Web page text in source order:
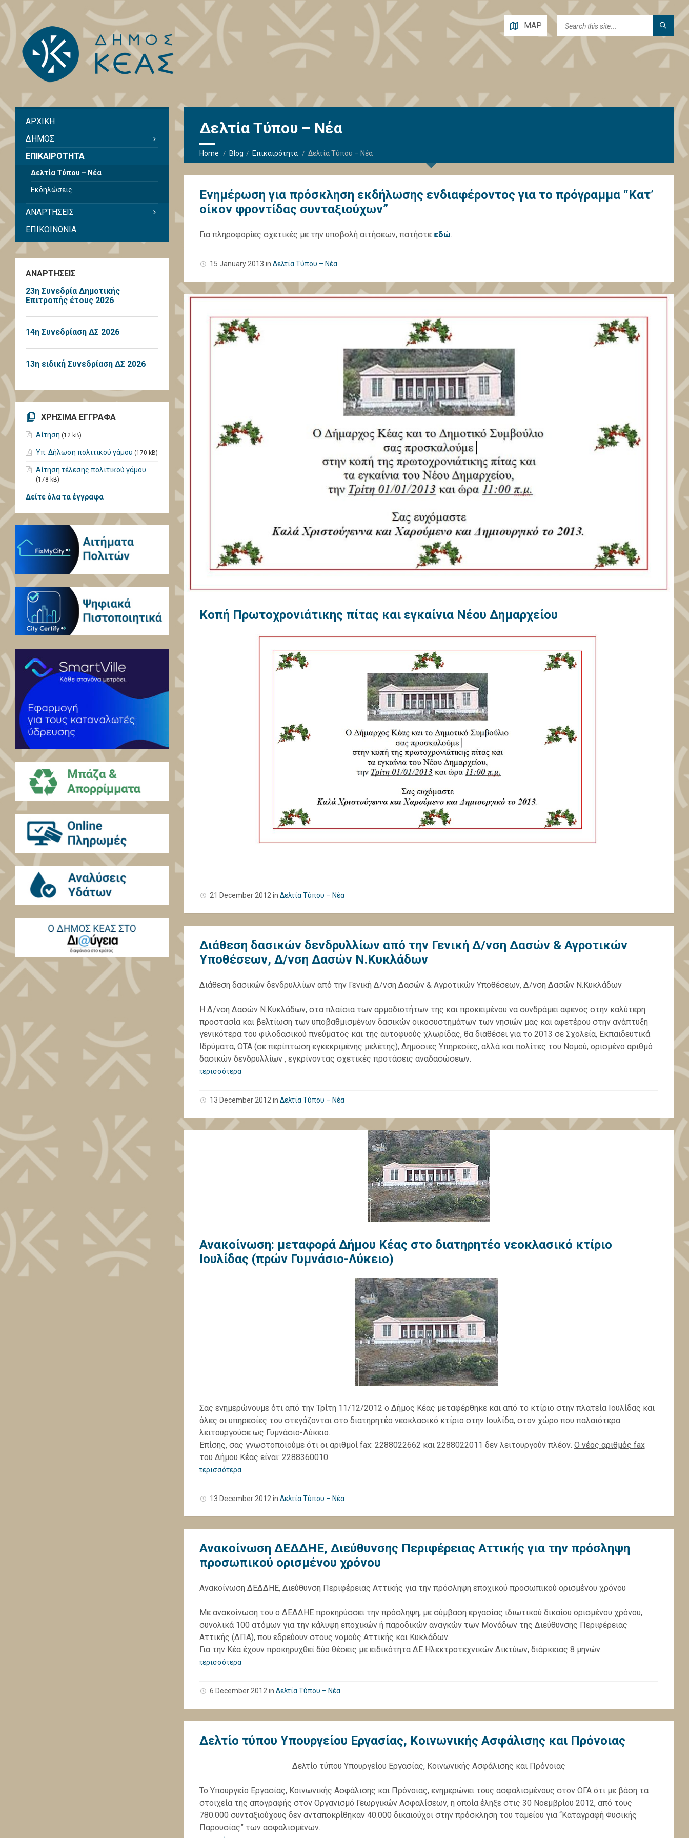
MAP
Δελτία Τύπου – Νέα
Home Blog Επικαιρότητα Δελτία Τύπου – Νέα
Ενημέρωση για πρόσκληση εκδήλωσης ενδιαφέροντος για το πρόγραμμα “Κατ’
οίκον φροντίδας συνταξιούχων”
Για πληροφορίες σχετικές με την υποβολή αιτήσεων, πατήστε εδώ.
15 January 2013 in Δελτία Τύπου – Νέα
Κοπή Πρωτοχρονιάτικης πίτας και εγκαίνια Νέου Δημαρχείου
21 December 2012 in Δελτία Τύπου – Νέα
Διάθεση δασικών δενδρυλλίων από την Γενική Δ/νση Δασών & Αγροτικών
Υποθέσεων, Δ/νση Δασών Ν.Κυκλάδων
Διάθεση δασικών δενδρυλλίων από την Γενική Δ/νση Δασών & Αγροτικών Υποθέσεων, Δ/νση Δασών Ν.Κυκλάδων
Η Δ/νση Δασών Ν.Κυκλάδων, στα πλαίσια των αρμοδιοτήτων της και προκειμένου να συνδράμει αφενός στην καλύτερη
προστασία και βελτίωση των υποβαθμισμένων δασικών οικοσυστημάτων των νησιών μας και αφετέρου στην ανάπτυξη
γενικότερα του φιλοδασικού πνεύματος και της αυτοφυούς χλωρίδας, θα διαθέσει για το 2013 σε Σχολεία, Εκπαιδευτικά
Ιδρύματα, ΟΤΑ (σε περίπτωση εγκεκριμένης μελέτης), Δημόσιες Υπηρεσίες, αλλά και πολίτες του Νομού, ορισμένο αριθμό
δασικών δενδρυλλίων , εγκρίνοντας σχετικές προτάσεις αναδασώσεων.
περισσότερα
13 December 2012 in Δελτία Τύπου – Νέα
Ανακοίνωση: μεταφορά Δήμου Κέας στο διατηρητέο νεοκλασικό κτίριο
Ιουλίδας (πρών Γυμνάσιο-Λύκειο)
Σας ενημερώνουμε ότι από την Τρίτη 11/12/2012 ο Δήμος Κέας μεταφέρθηκε και από το κτίριο στην πλατεία Ιουλίδας και
όλες οι υπηρεσίες του στεγάζονται στο διατηρητέο νεοκλασικό κτίριο στην Ιουλίδα, στον χώρο που παλαιότερα
λειτουργούσε ως Γυμνάσιο-Λύκειο.
Επίσης, σας γνωστοποιούμε ότι οι αριθμοί fax: 2288022662 και 2288022011 δεν λειτουργούν πλέον. Ο νέος αριθμός fax
του Δήμου Κέας είναι: 2288360010.
περισσότερα
13 December 2012 in Δελτία Τύπου – Νέα
Ανακοίνωση ΔΕΔΔΗΕ, Διεύθυνσης Περιφέρειας Αττικής για την πρόσληψη
προσωπικού ορισμένου χρόνου
Ανακοίνωση ΔΕΔΔΗΕ, Διεύθυνση Περιφέρειας Αττικής για την πρόσληψη εποχικού προσωπικού ορισμένου χρόνου
Με ανακοίνωση του ο ΔΕΔΔΗΕ προκηρύσσει την πρόσληψη, με σύμβαση εργασίας ιδιωτικού δικαίου ορισμένου χρόνου,
συνολικά 100 ατόμων για την κάλυψη εποχικών ή παροδικών αναγκών των Μονάδων της Διεύθυνσης Περιφέρειας
Αττικής (ΔΠΑ), που εδρεύουν στους νομούς Αττικής και Κυκλάδων.
Για την Κέα έχουν προκηρυχθεί δύο θέσεις με ειδικότητα ΔΕ Ηλεκτροτεχνικών Δικτύων, διάρκειας 8 μηνών.
περισσότερα
6 December 2012 in Δελτία Τύπου – Νέα
Δελτίο τύπου Υπουργείου Εργασίας, Κοινωνικής Ασφάλισης και Πρόνοιας
Δελτίο τύπου Υπουργείου Εργασίας, Κοινωνικής Ασφάλισης και Πρόνοιας
Το Υπουργείο Εργασίας, Κοινωνικής Ασφάλισης και Πρόνοιας, ενημερώνει τους ασφαλισμένους στον ΟΓΑ ότι με βάση τα
στοιχεία της απογραφής στον Οργανισμό Γεωργικών Ασφαλίσεων, η οποία έληξε στις 30 Νοεμβρίου 2012, από τους
780.000 συνταξιούχους δεν ανταποκρίθηκαν 40.000 δικαιούχοι στην πρόσκληση του ταμείου για “Καταγραφή Φυσικής
Παρουσίας” των ασφαλισμένων.
ΑΡΧΙΚΗ
ΔΗΜΟΣ
ΕΠΙΚΑΙΡΟΤΗΤΑ
Δελτία Τύπου – Νέα
Εκδηλώσεις
ΑΝΑΡΤΗΣΕΙΣ
ΕΠΙΚΟΙΝΩΝΙΑ
ΑΝΑΡΤΗΣΕΙΣ
23η Συνεδρία Δημοτικής
Επιτροπής έτους 2026
14η Συνεδρίαση ΔΣ 2026
13η ειδική Συνεδρίαση ΔΣ 2026
ΧΡΗΣΙΜΑ ΕΓΓΡΑΦΑ
Αίτηση (12 kB)
Υπ. Δήλωση πολιτικού γάμου (170 kB)
Αίτηση τέλεσης πολιτικού γάμου
(178 kB)
Δείτε όλα τα έγγραφα